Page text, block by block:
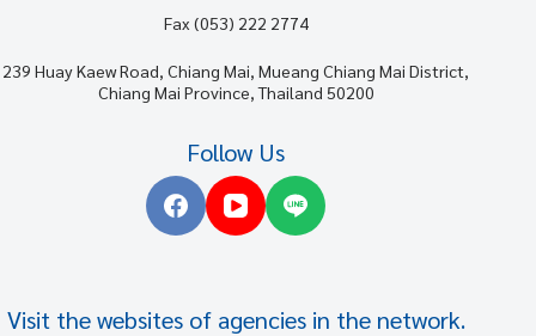
Fax (053) 222 2774
239 Huay Kaew Road, Chiang Mai, Mueang Chiang Mai District,
Chiang Mai Province, Thailand 50200
Follow Us
Visit the websites of agencies in the network.